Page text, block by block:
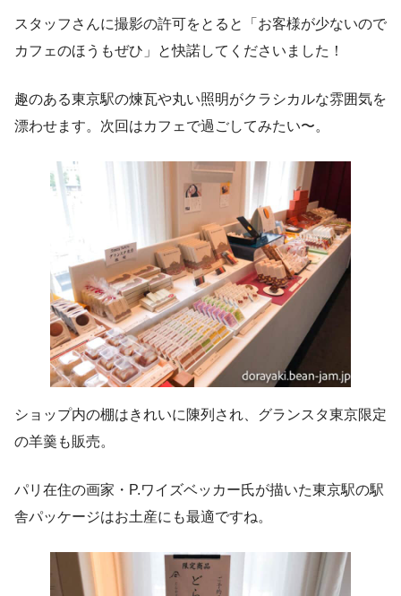
スタッフさんに撮影の許可をとると「お客様が少ないので
カフェのほうもぜひ」と快諾してくださいました！
趣のある東京駅の煉瓦や丸い照明がクラシカルな雰囲気を
漂わせます。次回はカフェで過ごしてみたい〜。
ショップ内の棚はきれいに陳列され、グランスタ東京限定
の羊羹も販売。
パリ在住の画家・P.ワイズベッカー氏が描いた東京駅の駅
舎パッケージはお土産にも最適ですね。